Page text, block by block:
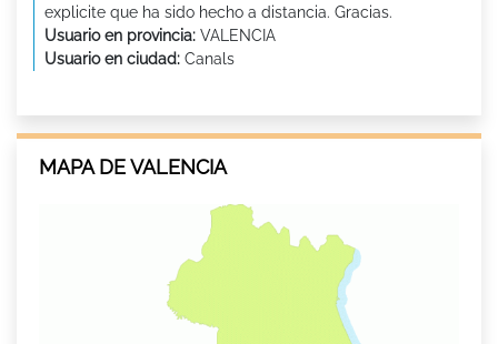
explicite que ha sido hecho a distancia. Gracias.
Usuario en provincia: VALENCIA
Usuario en ciudad: Canals
MAPA DE VALENCIA